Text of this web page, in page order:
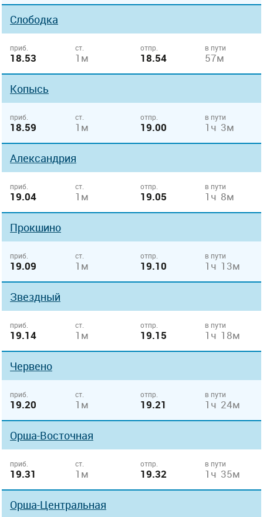
Слободка
приб.
18.53
ст.
1м
отпр.
18.54
в пути
57м
Копысь
приб.
18.59
ст.
1м
отпр.
19.00
в пути
1ч 3м
Александрия
приб.
19.04
ст.
1м
отпр.
19.05
в пути
1ч 8м
Прокшино
приб.
19.09
ст.
1м
отпр.
19.10
в пути
1ч 13м
Звездный
приб.
19.14
ст.
1м
отпр.
19.15
в пути
1ч 18м
Червено
приб.
19.20
ст.
1м
отпр.
19.21
в пути
1ч 24м
Орша-Восточная
приб.
19.31
ст.
1м
отпр.
19.32
в пути
1ч 35м
Орша-Центральная